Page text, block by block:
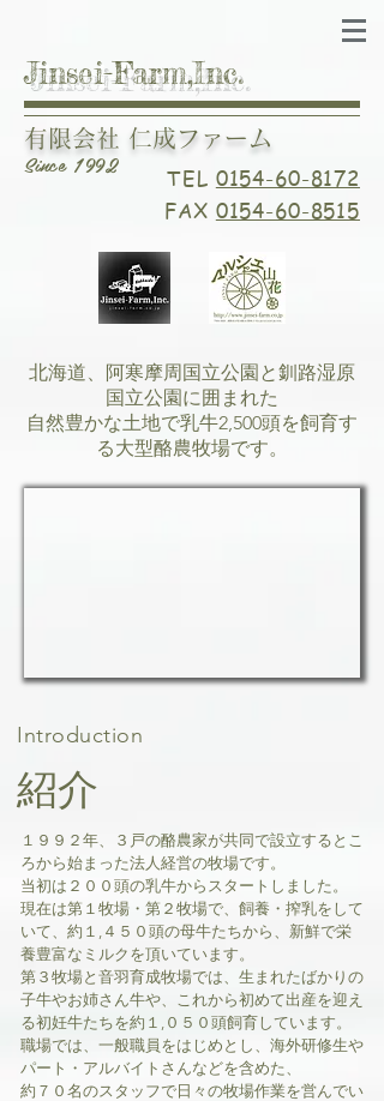
Jinsei-Farm,Inc.
有限会社 仁成ファーム
Since 1992 TEL 0154-60-8172
FAX 0154-60-8515
北海道、阿寒摩周国立公園と釧路湿原
国立公園に囲まれた
自然豊かな土地で乳牛2,500頭を飼育す
る大型酪農牧場です。
Introduction
紹介
１９９２年、３戸の酪農家が共同で設立するとこ
ろから始まった法人経営の牧場です。
当初は２００頭の乳牛からスタートしました。
現在は第１牧場・第２牧場で、飼養・搾乳をして
いて、約１,４５０頭の母牛たちから、新鮮で栄
養豊富なミルクを頂いています。
第３牧場と音羽育成牧場では、生まれたばかりの
子牛やお姉さん牛や、これから初めて出産を迎え
る初妊牛たちを約１,０５０頭飼育しています。
職場では、一般職員をはじめとし、海外研修生や
パート・アルバイトさんなどを含めた、
約７０名のスタッフで日々の牧場作業を営んでい